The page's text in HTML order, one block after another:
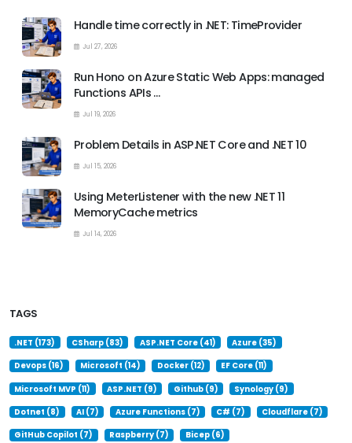
Handle time correctly in .NET: TimeProvider
Jul 27, 2026
Run Hono on Azure Static Web Apps: managed
Functions APIs …
Jul 19, 2026
Problem Details in ASP.NET Core and .NET 10
Jul 15, 2026
Using MeterListener with the new .NET 11
MemoryCache metrics
Jul 14, 2026
TAGS
.NET (173) CSharp (83) ASP.NET Core (41) Azure (35)
Devops (16) Microsoft (14) Docker (12) EF Core (11)
Microsoft MVP (11) ASP.NET (9) Github (9) Synology (9)
Dotnet (8) AI (7) Azure Functions (7) C# (7) Cloudflare (7)
GitHub Copilot (7) Raspberry (7) Bicep (6)